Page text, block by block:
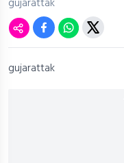
gujarattak